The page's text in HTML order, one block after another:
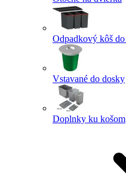
Odpadkový kôš
Vstavané do dosky
Doplnky ku košom